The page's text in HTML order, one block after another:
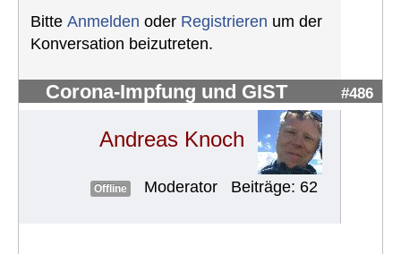
Bitte Anmelden oder Registrieren um der
Konversation beizutreten.
Corona-Impfung und GIST #486
Andreas Knoch
Offline Moderator Beiträge: 62